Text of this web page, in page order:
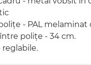
- PAL
polițe - 34 cm.
reglabile.